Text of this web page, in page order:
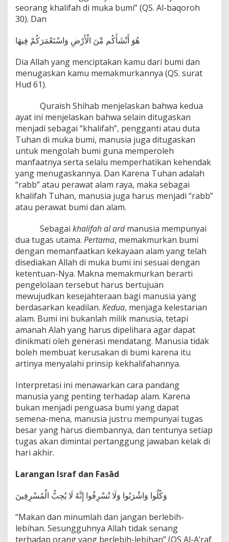
seorang khalifah di muka bumi” (QS. Al-baqoroh
30). Dan
هُوَ أَنْشَأَكُم مِّنَ الْأَرْضِ وَاسْتَعْمَرَكُمْ فِيهَا
Dia Allah yang menciptakan kamu dari bumi dan
menugaskan kamu memakmurkannya (QS. surat
Hud 61).
Quraish Shihab menjelaskan bahwa kedua
ayat ini menjelaskan bahwa selain ditugaskan
menjadi sebagai “khalifah”, pengganti atau duta
Tuhan di muka bumi, manusia juga ditugaskan
untuk mengolah bumi guna memperoleh
manfaatnya serta selalu memperhatikan kehendak
yang menugaskannya. Dan Karena Tuhan adalah
“rabb” atau perawat alam raya, maka sebagai
khalifah Tuhan, manusia juga harus menjadi “rabb”
atau perawat bumi dan alam.
Sebagai khalifah al ardmanusia mempunyai
dua tugas utama. Pertama, memakmurkan bumi
dengan memanfaatkan kekayaan alam yang telah
disediakan Allah di muka bumi ini sesuai dengan
ketentuan-Nya. Makna memakmurkan berarti
pengelolaan tersebut harus bertujuan
mewujudkan kesejahteraan bagi manusia yang
berdasarkan keadilan. Kedua, menjaga kelestarian
alam. Bumi ini bukanlah milik manusia, tetapi
amanah Alah yang harus dipelihara agar dapat
dinikmati oleh generasi mendatang. Manusia tidak
boleh membuat kerusakan di bumi karena itu
artinya menyalahi prinsip kekhalifahannya.
Interpretasi ini menawarkan cara pandang
manusia yang penting terhadap alam. Karena
bukan menjadi penguasa bumi yang dapat
semena-mena, manusia justru mempunyai tugas
besar yang harus diembannya, dan tentunya setiap
tugas akan dimintai pertanggung jawaban kelak di
hari akhir.
Larangan Israf dan Fasād
وَكُلُوا وَاشْرَبُوا وَلَا تُسْرِفُوا إِنَّهُ لَا يُحِبُّ الْمُسْرِفِينَ
“Makan dan minumlah dan jangan berlebih-
lebihan. Sesungguhnya Allah tidak senang
terhadap orang yang berlebih-lebihan” (QS Al-A’raf